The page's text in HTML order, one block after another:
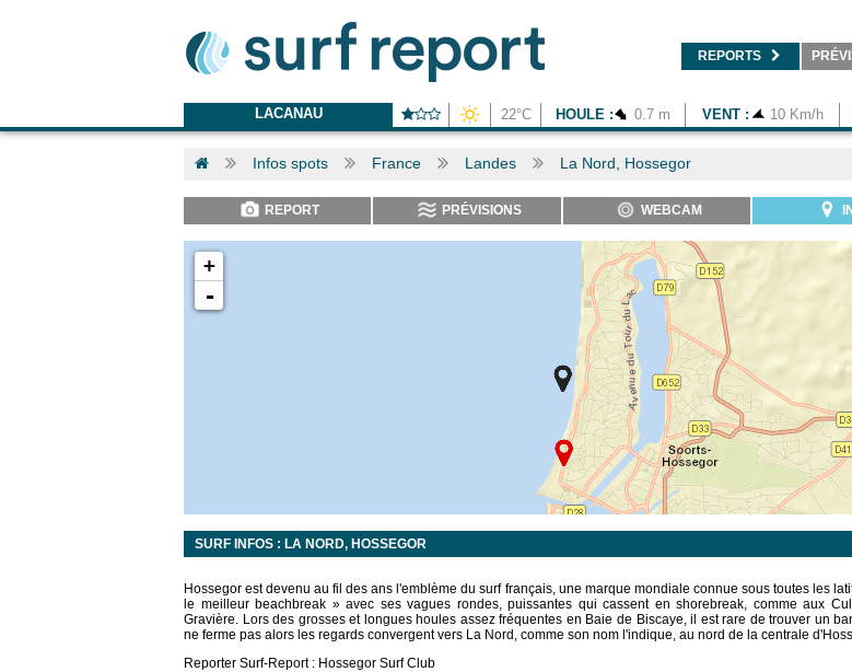
REPORTS
LACANAU 22°C HOULE : 0.7 m VENT : 10 Km/h
Infos spots France Landes La Nord, Hossegor
REPORT PRÉVISIONS WEBCAM
+
-
SURF INFOS : LA NORD, HOSSEGOR
Hossegor est devenu au fil des ans l'emblème du surf français, une marque mondiale connue sous toutes les
le meilleur beachbreak » avec ses vagues rondes, puissantes qui cassent en shorebreak, comme aux
Gravière. Lors des grosses et longues houles assez fréquentes en Baie de Biscaye, il est rare de trouver un
ne ferme pas alors les regards convergent vers La Nord, comme son nom l'indique, au nord de la centrale
Reporter Surf-Report : Hossegor Surf Club